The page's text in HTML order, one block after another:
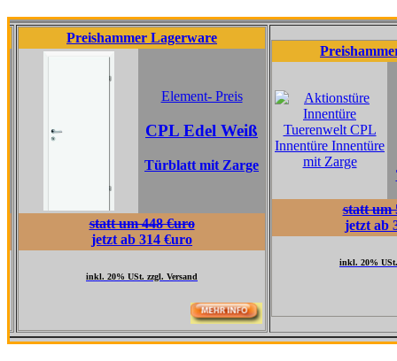
Preishammer Lagerware
Element- Preis
CPL Edel Weiß
Türblatt mit Zarge
statt um 448 €uro
jetzt ab 314 €uro
inkl. 20% USt. zzgl. Versand
Preishammer
CPL
statt um 517
jetzt ab 362 €uro
inkl. 20% USt. zzgl.